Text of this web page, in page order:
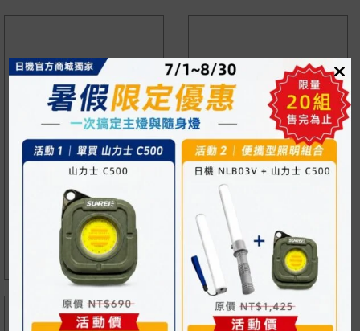
固定磁鐵 ND-P06
NT$220
磁吸扣環 ND-P13